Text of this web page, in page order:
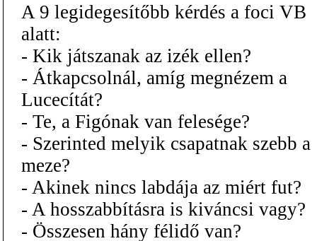
A 9 legidegesítőbb kérdés a foci VB
alatt:
- Kik játszanak az izék ellen?
- Átkapcsolnál, amíg megnézem a
Lucecítát?
- Te, a Figónak van felesége?
- Szerinted melyik csapatnak szebb a
meze?
- Akinek nincs labdája az miért fut?
- A hosszabbításra is kiváncsi vagy?
- Összesen hány félidő van?